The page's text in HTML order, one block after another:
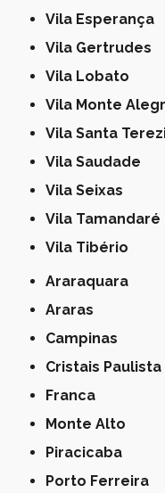
Vila Esperança
Vila Gertrudes
Vila Lobato
Vila Monte
Vila Santa
Vila Saudade
Vila Seixas
Vila Tamandaré
Vila Tibério
Araraquara
Araras
Campinas
Cristais Paulista
Franca
Monte Alto
Piracicaba
Porto Ferreira